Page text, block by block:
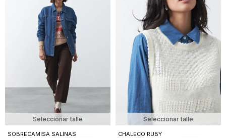
Seleccionar talle
SOBRECAMISA SALINAS
Seleccionar talle
CHALECO RUBY